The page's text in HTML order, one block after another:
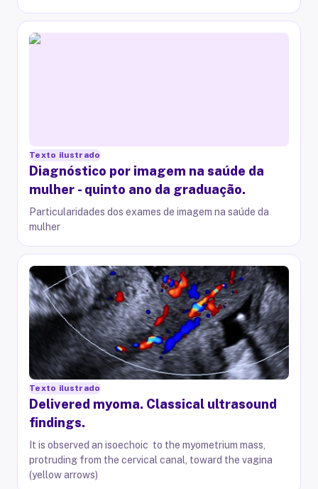
Texto ilustrado
Diagnóstico por imagem na saúde da
mulher - quinto ano da graduação.
Particularidades dos exames de imagem na saúde da
mulher
Texto ilustrado
Delivered myoma. Classical ultrasound
findings.
It is observed an isoechoic to the myometrium mass,
protruding from the cervical canal, toward the vagina
(yellow arrows)